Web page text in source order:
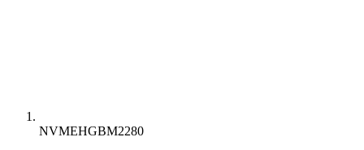
NVMEHGBM2280